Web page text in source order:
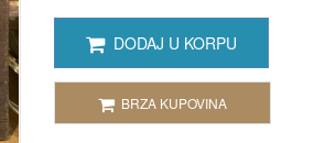
DODAJ U KORPU
BRZA KUPOVINA